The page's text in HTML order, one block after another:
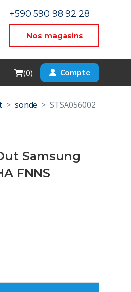
+590 590 98 92 28
Nos magasins
Cart
(0) Compte
sonde STSA056002
Samsung
FNNS